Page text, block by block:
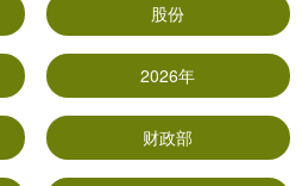
股份
2026年
财政部